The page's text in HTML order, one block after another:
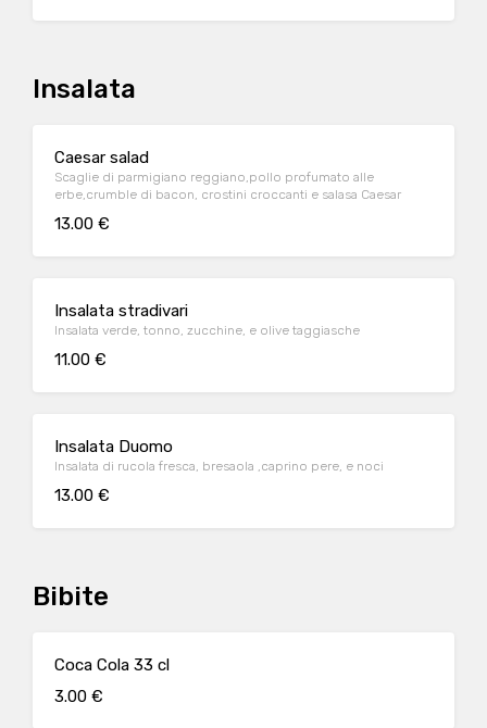
Insalata
Caesar salad
Scaglie di parmigiano reggiano,pollo profumato alle
erbe,crumble di bacon, crostini croccanti e salasa Caesar
13.00 €
Insalata stradivari
Insalata verde, tonno, zucchine, e olive taggiasche
11.00 €
Insalata Duomo
Insalata di rucola fresca, bresaola ,caprino pere, e noci
13.00 €
Bibite
Coca Cola 33 cl
3.00 €